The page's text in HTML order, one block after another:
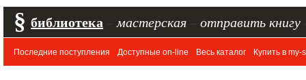
§ библиотека мастерская отправить книгу
Последние поступления Доступные on-line Весь каталог Купить в my-